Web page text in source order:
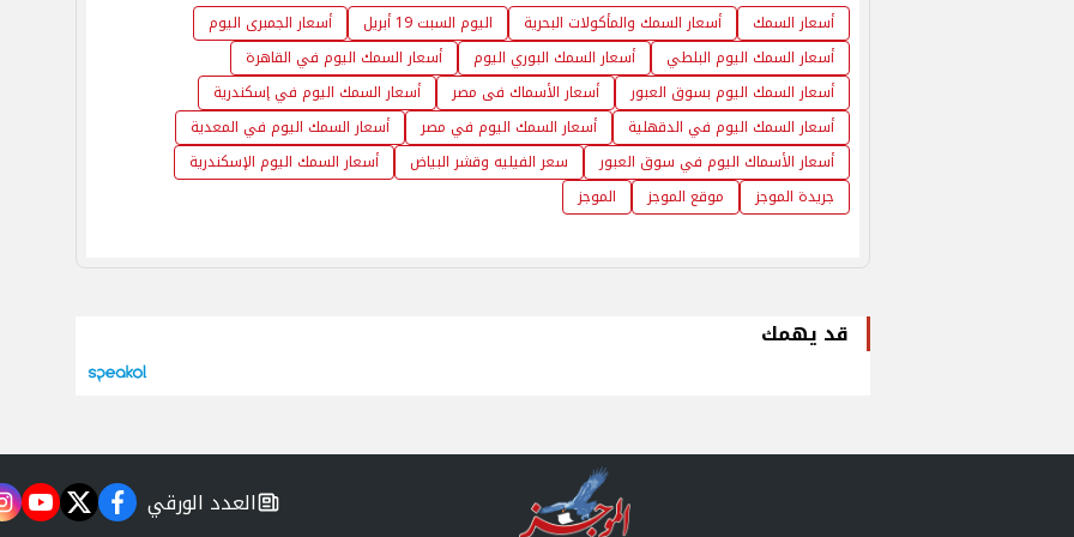
أسعار السمك أسعار السمك والمأكولات البحرية اليوم السبت 19 أبريل
أسعار الجمبرى اليوم
أسعار السمك اليوم البلطي
أسعار السمك البوري اليوم
أسعار السمك اليوم في القاهرة
أسعار السمك اليوم بسوق العبور
أسعار الأسماك فى مصر
أسعار السمك اليوم في إسكندرية
أسعار السمك اليوم في الدقهلية
أسعار السمك اليوم في مصر
أسعار السمك اليوم في المعدية
أسعار الأسماك اليوم في سوق العبور
سعر الفيليه وقشر البياض
أسعار السمك اليوم الإسكندرية
جريدة الموجز
موقع الموجز الموجز
قد يهمك
newspaper
العدد الورقي facebook
twitter